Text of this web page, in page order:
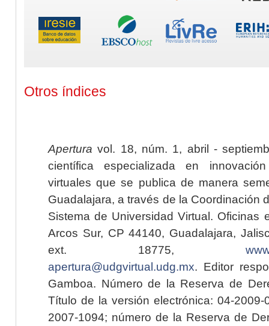
Otros índices
Apertura vol. 18, núm. 1, abril -
científica especializada en
virtuales que se publica de manera
Guadalajara, a través de la Coordinación
Sistema de Universidad Virtual. Oficinas
Arcos Sur, CP 44140, Guadalajara,
ext. 18775,
apertura@udgvirtual.udg.mx. Editor
Gamboa. Número de la Reserva de
Título de la versión electrónica: 04-2009-
2007-1094; número de la Reserva de